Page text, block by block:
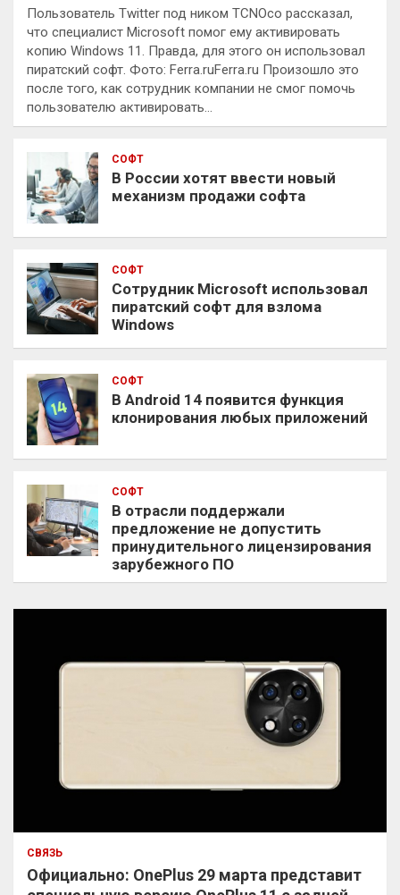
Пользователь Twitter под ником TCNOco рассказал,
что специалист Microsoft помог ему активировать
копию Windows 11. Правда, для этого он использовал
пиратский софт. Фото: Ferra.ruFerra.ru Произошло это
после того, как сотрудник компании не смог помочь
пользователю активировать…
СОФТ
В России хотят ввести новый
механизм продажи софта
СОФТ
Сотрудник Microsoft использовал
пиратский софт для взлома
Windows
СОФТ
В Android 14 появится функция
клонирования любых приложений
СОФТ
В отрасли поддержали
предложение не допустить
принудительного лицензирования
зарубежного ПО
СВЯЗЬ
Официально: OnePlus 29 марта представит